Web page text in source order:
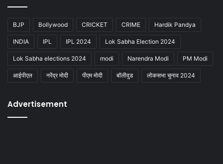
BJP Bollywood CRICKET CRIME Hardik Pandya
INDIA IPL IPL 2024 Lok Sabha Election 2024
Lok Sabha elections 2024 modi Narendra Modi PM Modi
आईपीएल नरेंद्र मोदी पीएम मोदी बॉलीवुड लोकसभा चुनाव 2024
Advertisement